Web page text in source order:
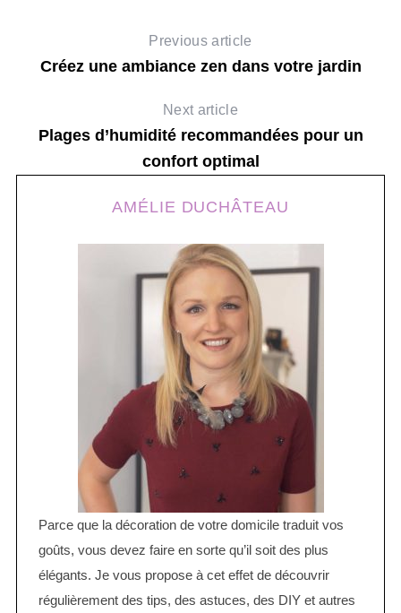
Previous article
Créez une ambiance zen dans votre jardin
Next article
Plages d’humidité recommandées pour un
confort optimal
AMÉLIE DUCHÂTEAU
Parce que la décoration de votre domicile traduit vos
goûts, vous devez faire en sorte qu’il soit des plus
élégants. Je vous propose à cet effet de découvrir
régulièrement des tips, des astuces, des DIY et autres